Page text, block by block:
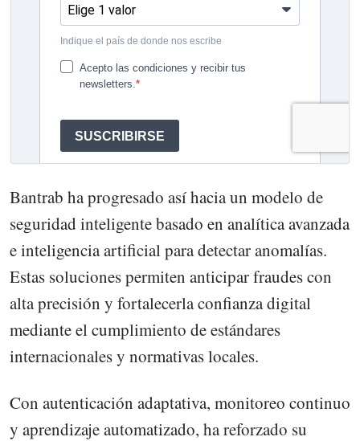
Bantrab ha progresado así hacia un modelo de
seguridad inteligente basado en analítica avanzada
e inteligencia artificial para detectar anomalías.
Estas soluciones permiten anticipar fraudes con
alta precisión y fortalecerla confianza digital
mediante el cumplimiento de estándares
internacionales y normativas locales.
Con autenticación adaptativa, monitoreo continuo
y aprendizaje automatizado, ha reforzado su